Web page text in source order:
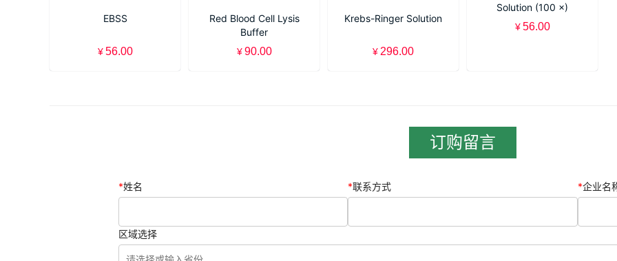
EBSS
¥ 56.00
Red Blood Cell Lysis
Buffer
¥ 90.00
Krebs-Ringer Solution
¥ 296.00
Solution (100 ×)
¥ 56.00
订购留言
*姓名 *联系方式 *企业名
区域选择